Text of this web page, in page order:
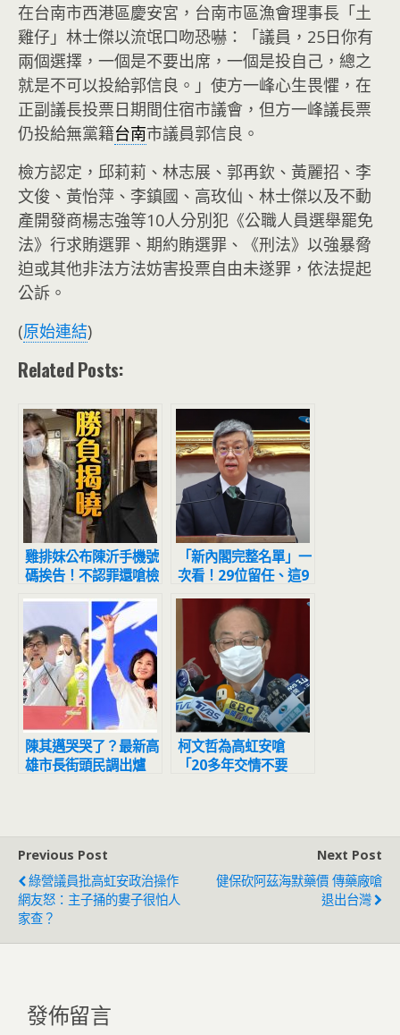
在台南市西港區慶安宮，台南市區漁會理事長「土
雞仔」林士傑以流氓口吻恐嚇：「議員，25日你有
兩個選擇，一個是不要出席，一個是投自己，總之
就是不可以投給郭信良。」使方一峰心生畏懼，在
正副議長投票日期間住宿市議會，但方一峰議長票
仍投給無黨籍台南市議員郭信良。
檢方認定，邱莉莉、林志展、郭再欽、黃麗招、李
文俊、黃怡萍、李鎮國、高玫仙、林士傑以及不動
產開發商楊志強等10人分別犯《公職人員選舉罷免
法》行求賄選罪、期約賄選罪、《刑法》以強暴脅
迫或其他非法方法妨害投票自由未遂罪，依法提起
公訴。
(原始連結)
Related Posts:
雞排妹公布陳沂手機號
碼挨告！不認罪還嗆檢
偷懶 下場出爐
「新內閣完整名單」一
次看！29位留任、這9
人有變化
陳其邁哭哭了？最新高
雄市長街頭民調出爐
柯文哲為高虹安嗆
「20多年交情不要
Previous Post
綠營議員批高虹安政治操作
網友怒：主子捅的婁子很怕人
家查？
Next Post
健保砍阿茲海默藥價 傳藥廠嗆
退出台灣
發佈留言